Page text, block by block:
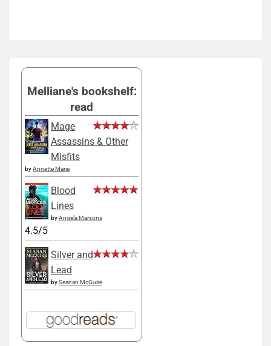
Melliane's bookshelf:
read
Mage
Assassins & Other
Misfits
byAnnette Marie
Blood
Lines
byAngela Marsons
4.5/5
Silver and
Lead
bySeanan McGuire